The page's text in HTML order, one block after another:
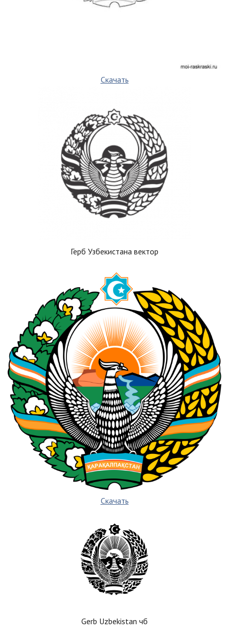
Скачать
Герб Узбекистана вектор
Скачать
Gerb Uzbekistan чб